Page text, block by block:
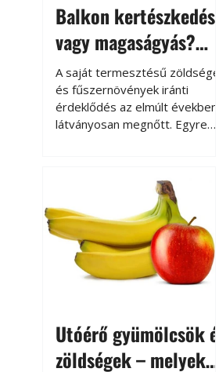
Balkon kertészkedés
vagy magaságyás?
Helytakarékos
kertészkedés
A saját termesztésű zöldségek
és fűszernövények iránti
érdeklődés az elmúlt években
látványosan megnőtt. Egyre
kertészkedés sokak számára
kikapcsolódást és feltöltődést
is jelent.
Utóérő gyümölcsök és
zöldségek – melyek